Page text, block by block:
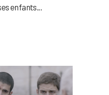
enfants...